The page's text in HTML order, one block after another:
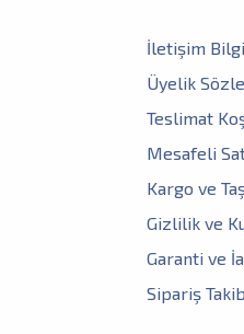
İletişim
Üyelik
Teslimat
Mesafeli
Kargo ve
Gizlilik ve
Garanti ve
Sipariş